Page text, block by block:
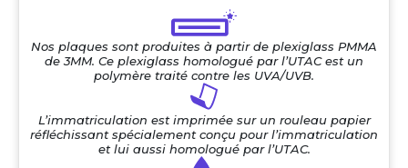
Nos plaques sont produites à partir de plexiglass PMMA
de 3MM. Ce plexiglass homologué par l’UTAC est un
polymère traité contre les UVA/UVB.
L’immatriculation est imprimée sur un rouleau papier
réfléchissant spécialement conçu pour l’immatriculation
et lui aussi homologué par l’UTAC.